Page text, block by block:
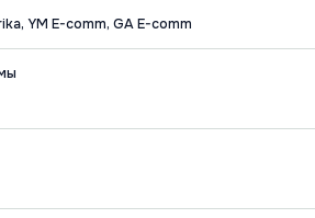
YM E-comm, GA E-comm